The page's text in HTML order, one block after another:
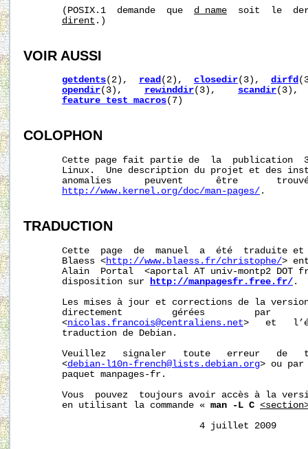
       (POSIX.1  demande  que
d_name
soit  le
dirent .)
VOIR AUSSI
getdents(2), read(2), closedir(3), dirfd
opendir(3), rewinddir(3), scandir
feature_test_macros(7)
COLOPHON
Cette page fait partie de  la  publication
Linux.  Une description du projet et des
anomalies      peuvent      être
http://www.kernel.org/doc/man-pages/ .
TRADUCTION
Cette  page  de  manuel  a  été  traduite
       Blaess <
http://www.blaess.fr/christophe/>
Alain  Portal  <aportal AT univ-montp2 DOT
       disposition sur
http://manpagesfr.free.fr/ .
Les mises à jour et corrections de la
directement         gérées         par
       <
nicolas.francois@centraliens.net>   et
       traduction de Debian.
Veuillez   signaler   toute   erreur   de
       <
debian-l10n-french@lists.debian.org> ou par
       paquet manpages-fr.
Vous  pouvez  toujours avoir accès à la
       en utilisant la commande «
man -L C
4